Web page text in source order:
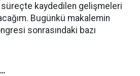
kaydedilen gelişmeleri
Bugünkü makalemin
sonrasındaki bazı